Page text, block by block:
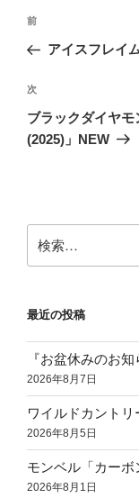
投
ナ
ビ
ゲ
ー
前
の
稿
前
アイスフレイ
次
の
投
次
ブラックダイヤ
(2025)」NEW
索:
最近の投稿
『お盆休みのお
2026年8月7日
ワイルドカント
2026年8月5日
モンベル「カー
2026年8月1日